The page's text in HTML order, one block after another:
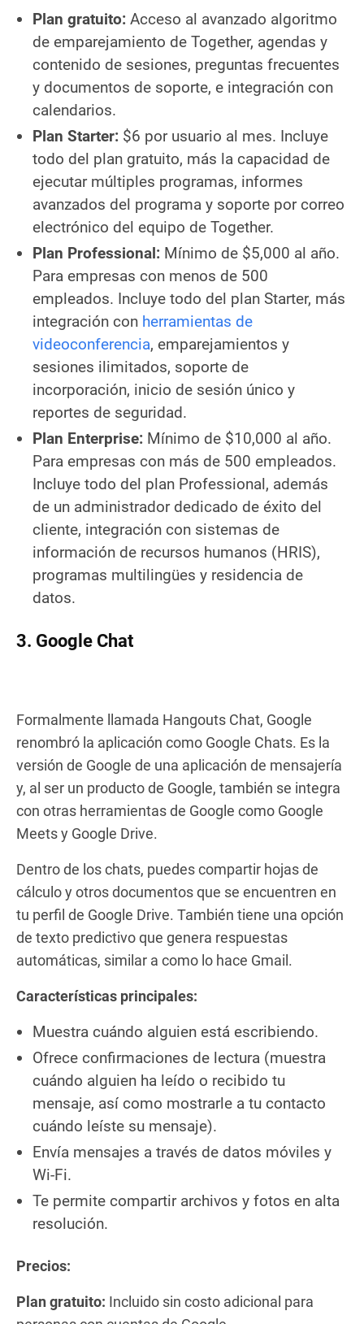
Plan gratuito: Acceso al avanzado algoritmo
de emparejamiento de Together, agendas y
contenido de sesiones, preguntas frecuentes
y documentos de soporte, e integración con
calendarios.
Plan Starter: $6 por usuario al mes. Incluye
todo del plan gratuito, más la capacidad de
ejecutar múltiples programas, informes
avanzados del programa y soporte por correo
electrónico del equipo de Together.
Plan Professional: Mínimo de $5,000 al año.
Para empresas con menos de 500
empleados. Incluye todo del plan Starter, más
integración con herramientas de
videoconferencia, emparejamientos y
sesiones ilimitados, soporte de
incorporación, inicio de sesión único y
reportes de seguridad.
Plan Enterprise: Mínimo de $10,000 al año.
Para empresas con más de 500 empleados.
Incluye todo del plan Professional, además
de un administrador dedicado de éxito del
cliente, integración con sistemas de
información de recursos humanos (HRIS),
programas multilingües y residencia de
datos.
3. Google Chat
Formalmente llamada Hangouts Chat, Google
renombró la aplicación como Google Chats. Es la
versión de Google de una aplicación de mensajería
y, al ser un producto de Google, también se integra
con otras herramientas de Google como Google
Meets y Google Drive.
Dentro de los chats, puedes compartir hojas de
cálculo y otros documentos que se encuentren en
tu perfil de Google Drive. También tiene una opción
de texto predictivo que genera respuestas
automáticas, similar a como lo hace Gmail.
Características principales:
Muestra cuándo alguien está escribiendo.
Ofrece confirmaciones de lectura (muestra
cuándo alguien ha leído o recibido tu
mensaje, así como mostrarle a tu contacto
cuándo leíste su mensaje).
Envía mensajes a través de datos móviles y
Wi-Fi.
Te permite compartir archivos y fotos en alta
resolución.
Precios:
Plan gratuito: Incluido sin costo adicional para